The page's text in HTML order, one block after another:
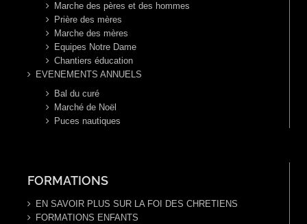
Marche des pères et des hommes
Prière des mères
Marche des mères
Equipes Notre Dame
Chantiers éducation
EVENEMENTS ANNUELS
Bal du curé
Marché de Noël
Puces nautiques
FORMATIONS
EN SAVOIR PLUS SUR LA FOI DES CHRETIENS
FORMATIONS ENFANTS